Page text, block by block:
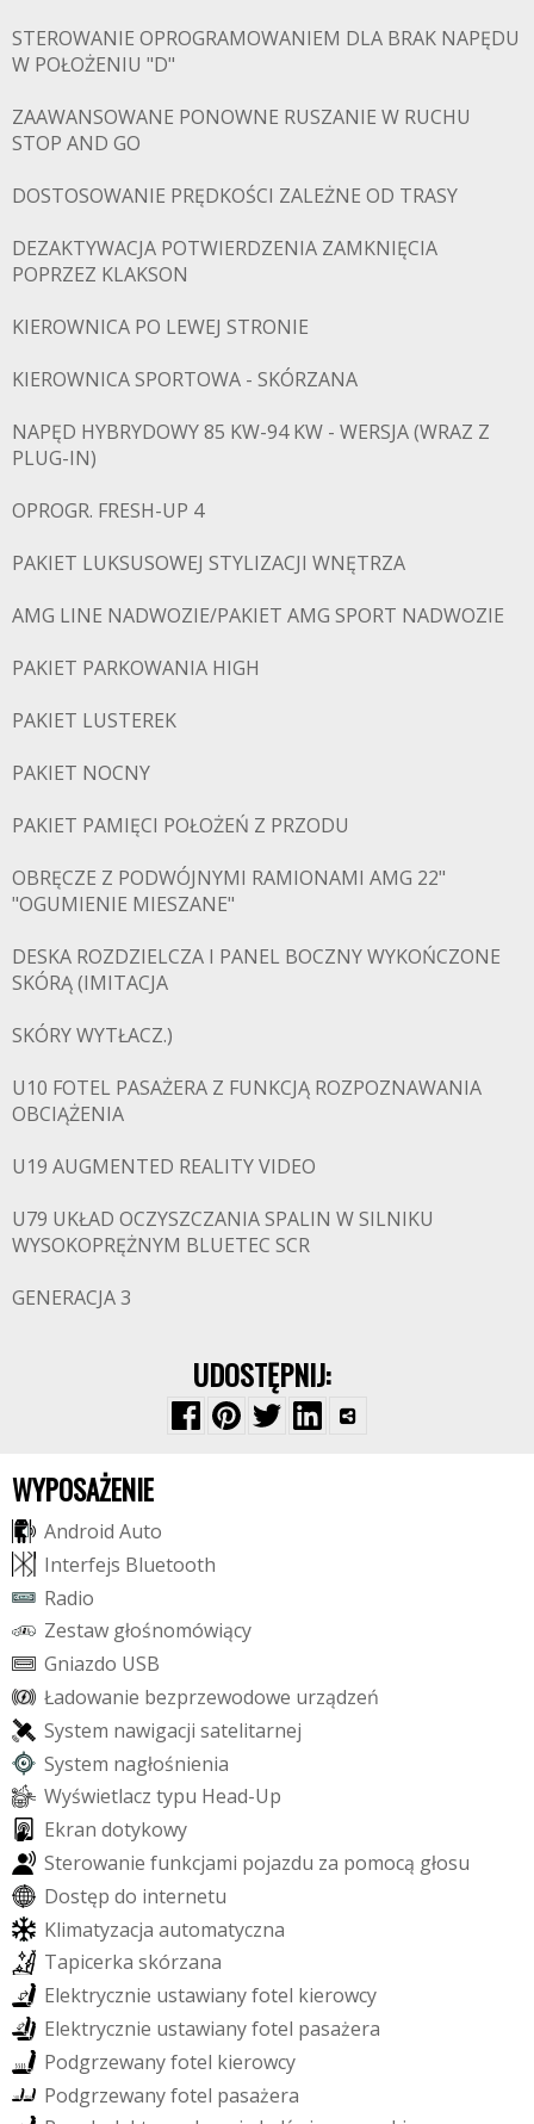
STEROWANIE OPROGRAMOWANIEM DLA BRAK NAPĘDU
W POŁOŻENIU "D"
ZAAWANSOWANE PONOWNE RUSZANIE W RUCHU
STOP AND GO
DOSTOSOWANIE PRĘDKOŚCI ZALEŻNE OD TRASY
DEZAKTYWACJA POTWIERDZENIA ZAMKNIĘCIA
POPRZEZ KLAKSON
KIEROWNICA PO LEWEJ STRONIE
KIEROWNICA SPORTOWA - SKÓRZANA
NAPĘD HYBRYDOWY 85 KW-94 KW - WERSJA (WRAZ Z
PLUG-IN)
OPROGR. FRESH-UP 4
PAKIET LUKSUSOWEJ STYLIZACJI WNĘTRZA
AMG LINE NADWOZIE/PAKIET AMG SPORT NADWOZIE
PAKIET PARKOWANIA HIGH
PAKIET LUSTEREK
PAKIET NOCNY
PAKIET PAMIĘCI POŁOŻEŃ Z PRZODU
OBRĘCZE Z PODWÓJNYMI RAMIONAMI AMG 22"
"OGUMIENIE MIESZANE"
DESKA ROZDZIELCZA I PANEL BOCZNY WYKOŃCZONE
SKÓRĄ (IMITACJA
SKÓRY WYTŁACZ.)
U10 FOTEL PASAŻERA Z FUNKCJĄ ROZPOZNAWANIA
OBCIĄŻENIA
U19 AUGMENTED REALITY VIDEO
U79 UKŁAD OCZYSZCZANIA SPALIN W SILNIKU
WYSOKOPRĘŻNYM BLUETEC SCR
GENERACJA 3
UDOSTĘPNIJ:
WYPOSAŻENIE
Android Auto
Interfejs Bluetooth
Radio
Zestaw głośnomówiący
Gniazdo USB
Ładowanie bezprzewodowe urządzeń
System nawigacji satelitarnej
System nagłośnienia
Wyświetlacz typu Head-Up
Ekran dotykowy
Sterowanie funkcjami pojazdu za pomocą głosu
Dostęp do internetu
Klimatyzacja automatyczna
Tapicerka skórzana
Elektrycznie ustawianyfotel kierowcy
Elektrycznie ustawianyfotel pasażera
Podgrzewanyfotel kierowcy
Podgrzewanyfotel pasażera